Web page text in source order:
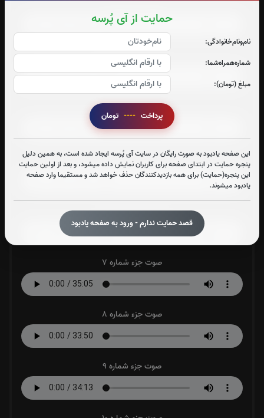
حمایت از آی پُرسه
نام‌و‌نام‌خانوادگی:
شماره‌همراه‌شما:
مبلغ (تومان):
پرداخت ----
این صفحه یادبود به صورت رایگان در سایت آی پُرسه ایجاد شده است، به همین دلیل
پنجره حمایت در ابتدای صفحه برای کاربران نمایش داده میشود، و بعد از اولین حمایت
این پنجره(حمایت) برای همه بازدیدکنندگان حذف خواهد شد و مستقیما وارد صفحه
یادبود میشوند.
قصد حمایت ندارم - ورود به صفحه یادبود
صوت جزء شماره 2
صوت جزء شماره 3
صوت جزء شماره 4
صوت جزء شماره 5
صوت جزء شماره 6
صوت جزء شماره 7
صوت جزء شماره 8
صوت جزء شماره 9